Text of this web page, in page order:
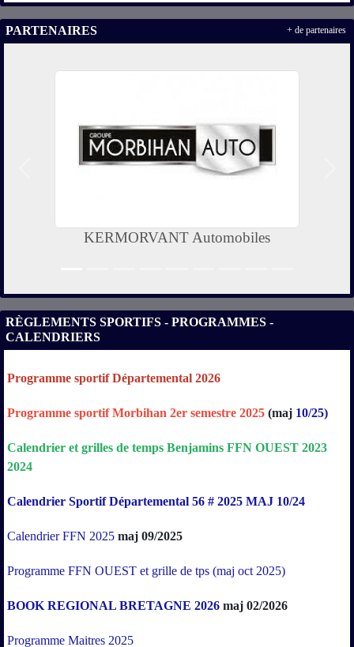
PARTENAIRES
KERMORVANT Automobiles
+ de partenaires
RÈGLEMENTS SPORTIFS - PROGRAMMES -
CALENDRIERS
Programme sportif Départemental 2026
Programme sportif Morbihan 2er semestre 2025 (maj 10/25)
Calendrier et grilles de temps Benjamins FFN OUEST 2023
2024
Calendrier Sportif Départemental 56 # 2025 MAJ 10/24
Calendrier FFN 2025 maj 09/2025
Programme FFN OUEST et grille de tps (maj oct 2025)
BOOK REGIONAL BRETAGNE 2026 maj 02/2026
Programme Maitres 2025